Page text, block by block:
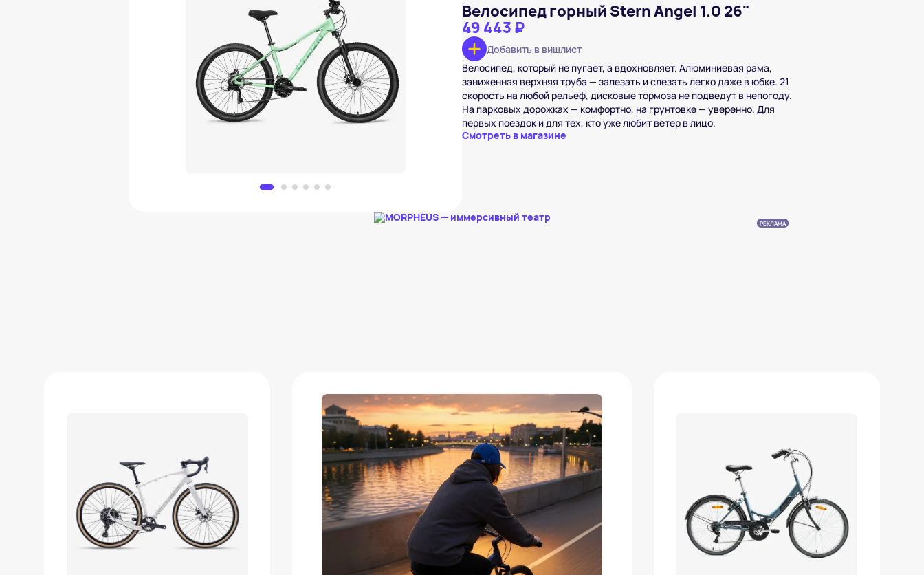
Велосипед горный Stern Angel 1.0 26"
49 443 ₽
Добавить в вишлист
Велосипед горный Stern Angel 1.0 26"
49 443 ₽
Добавить в вишлист
Велосипед, который не пугает, а вдохновляет. Алюминиевая рама,
заниженная верхняя труба — залезать и слезать легко даже в юбке. 21
скорость на любой рельеф, дисковые тормоза не подведут в непогоду.
На парковых дорожках — комфортно, на грунтовке — уверенно. Для
первых поездок и для тех, кто уже любит ветер в лицо.
Смотреть в магазине
РЕКЛАМА
Велосипед гравийный Polygon
Tambora A, 700 С
132 999 ₽
Добавить в вишлист Велосипед Raskat Roov, 18" алюминий, гидравлика
18 000 ₽
Добавить в вишлист
Велосипед складной Denton
Journey 24"
36 126 ₽
Добавить в вишлист